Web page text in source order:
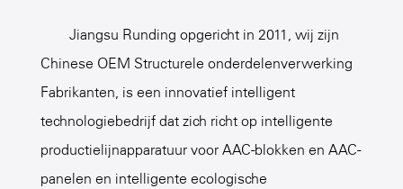
Jiangsu Runding opgericht in 2011, wij zijn
Chinese OEM Structurele onderdelenverwerking
Fabrikanten, is een innovatief intelligent
technologiebedrijf dat zich richt op intelligente
productielijnapparatuur voor AAC-blokken en AAC-
panelen en intelligente ecologische